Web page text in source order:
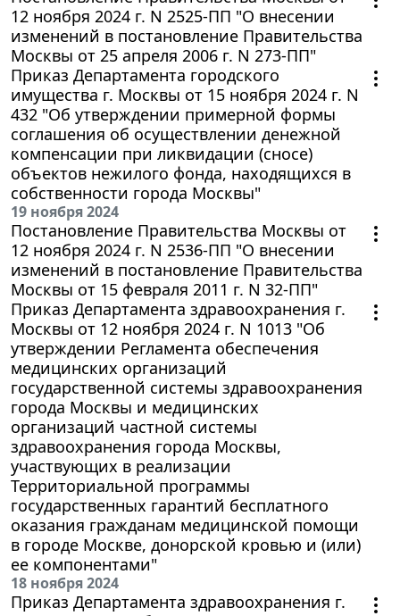
12 ноября 2024 г. N 2525-ПП "О внесении
изменений в постановление Правительства
Москвы от 25 апреля 2006 г. N 273-ПП"
Приказ Департамента городского
имущества г. Москвы от 15 ноября 2024 г. N
432 "Об утверждении примерной формы
соглашения об осуществлении денежной
компенсации при ликвидации (сносе)
объектов нежилого фонда, находящихся в
собственности города Москвы"
19 ноября 2024
Постановление Правительства Москвы от
12 ноября 2024 г. N 2536-ПП "О внесении
изменений в постановление Правительства
Москвы от 15 февраля 2011 г. N 32-ПП"
Приказ Департамента здравоохранения г.
Москвы от 12 ноября 2024 г. N 1013 "Об
утверждении Регламента обеспечения
медицинских организаций
государственной системы здравоохранения
города Москвы и медицинских
организаций частной системы
здравоохранения города Москвы,
участвующих в реализации
Территориальной программы
государственных гарантий бесплатного
оказания гражданам медицинской помощи
в городе Москве, донорской кровью и (или)
ее компонентами"
18 ноября 2024
Приказ Департамента здравоохранения г.